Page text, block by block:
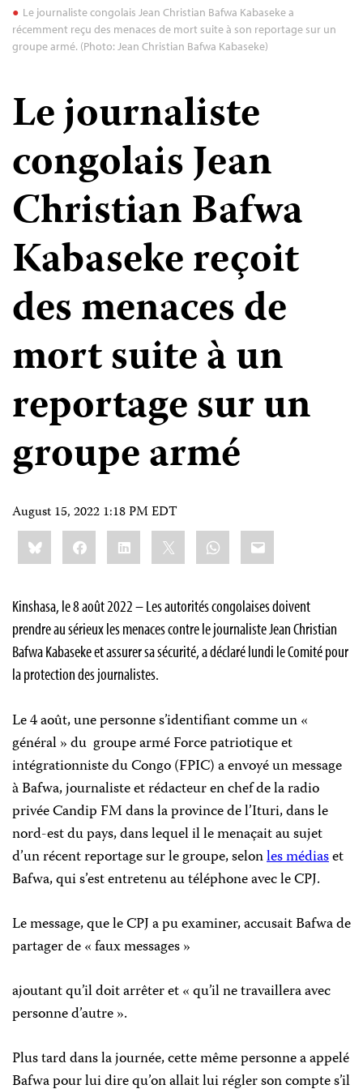
Le journaliste congolais Jean Christian Bafwa Kabaseke a
récemment reçu des menaces de mort suite à son reportage sur un
groupe armé. (Photo: Jean Christian Bafwa Kabaseke)
Le journaliste
congolais Jean
Christian Bafwa
Kabaseke reçoit
des menaces de
mort suite à un
reportage sur un
groupe armé
August 15, 2022 1:18 PM EDT
Share
this:BlueskyFacebookLinkedIn WhatsApp
Email
Kinshasa, le 8 août 2022 – Les autorités congolaises doivent
prendre au sérieux les menaces contre le journaliste Jean Christian
Bafwa Kabaseke et assurer sa sécurité, a déclaré lundi le Comité pour
la protection des journalistes.
Le 4 août, une personne s’identifiant comme un «
général » du groupe armé Force patriotique et
intégrationniste du Congo (FPIC) a envoyé un message
à Bafwa, journaliste et rédacteur en chef de la radio
privée Candip FM dans la province de l’Ituri, dans le
nord-est du pays, dans lequel il le menaçait au sujet
d’un récent reportage sur le groupe, selonles médiaset
Bafwa, qui s’est entretenu au téléphone avec le CPJ.
Le message, que le CPJ a pu examiner, accusait Bafwa de
partager de « faux messages »
ajoutant qu’il doit arrêter et « qu’il ne travaillera avec
personne d’autre ».
Plus tard dans la journée, cette même personne a appelé
Bafwa pour lui dire qu’on allait lui régler son compte s’il